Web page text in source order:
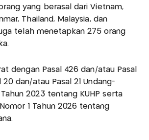
yang berasal dari Vietnam,
Thailand, Malaysia, dan
telah menetapkan 275 orang
dengan Pasal 426 dan/atau Pasal
dan/atau Pasal 21 Undang-
2023 tentang KUHP serta
1 Tahun 2026 tentang